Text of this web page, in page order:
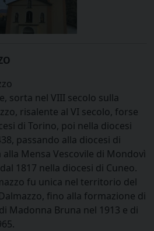
sorta nel VIII secolo sulla
risalente al VI secolo, forse
di Torino, poi nella diocesi
passando alla diocesi di
Mensa Vescovile di Mondovì
1817 nella diocesi di Cuneo.
fu unica nel territorio del
fino alla formazione di
Madonna Bruna nel 1913 e di